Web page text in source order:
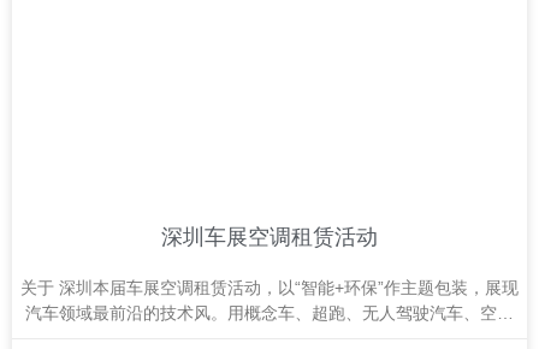
深圳车展空调租赁活动
关于 深圳本届车展空调租赁活动，以“智能+环保”作主题包装，展现
汽车领域最前沿的技术风。用概念车、超跑、无人驾驶汽车、空调